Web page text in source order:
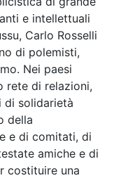
e intellettuali
Carlo Rosselli
di polemisti,
Nei paesi
rete di relazioni,
di solidarietà
della
e di comitati, di
amiche e di
costituire una